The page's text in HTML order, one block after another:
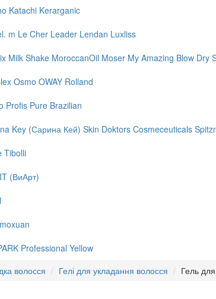
Katachi Kerarganic
m Le Cher Leader Lendan Luxliss
Milk Shake MoroccanOil Moser My Amazing Blow Dry
Osmo OWAY Rolland
Profis Pure Brazilian
Key (Сарина Кей) Skin Doktors Cosmeceuticals
Tibolli
(ВиАрт)
Professional Yellow
волосся
Гелі для укладання волосся Гель